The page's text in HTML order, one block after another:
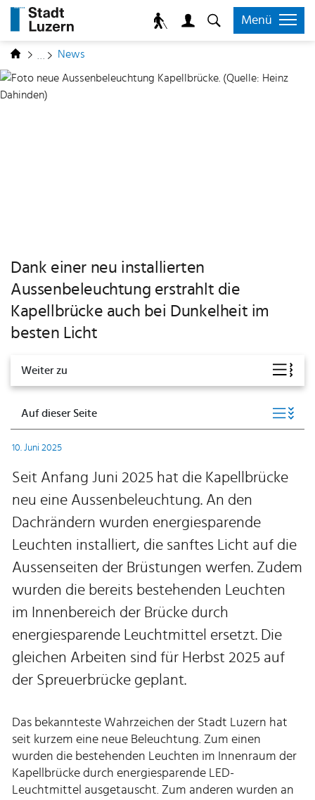
zur Startseite
Direkt zur Hauptnavigation
Direkt zum Inhalt
Direkt zur Suche
Direkt zum Stichwortverzeichnis
Kopfzeile Menü
Inhalt News(ausgewählt)
Dank einer neu installierten
Aussenbeleuchtung erstrahlt die
Kapellbrücke auch bei Dunkelheit im
besten Licht
10. Juni 2025
Seit Anfang Juni 2025 hat die Kapellbrücke
neu eine Aussenbeleuchtung. An den
Dachrändern wurden energiesparende
Leuchten installiert, die sanftes Licht auf die
Aussenseiten der Brüstungen werfen. Zudem
wurden die bereits bestehenden Leuchten
im Innenbereich der Brücke durch
energiesparende Leuchtmittel ersetzt. Die
gleichen Arbeiten sind für Herbst 2025 auf
der Spreuerbrücke geplant.
Das bekannteste Wahrzeichen der Stadt Luzern hat
seit kurzem eine neue Beleuchtung. Zum einen
wurden die bestehenden Leuchten im Innenraum der
Kapellbrücke durch energiesparende LED-
Leuchtmittel ausgetauscht. Zum anderen wurden an
Weiter zu
Auf dieser Seite